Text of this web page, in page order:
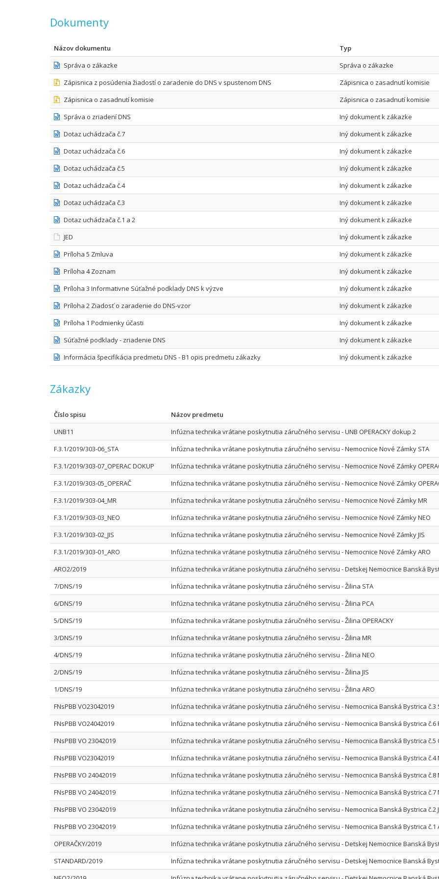
Dokumenty
Názov dokumentu
Typ
Správa o zákazke
Správa o zákazke
Zápisnica z posúdenia žiadostí o zaradenie do DNS v spustenom DNS
Zápisnica o zasadnutí komisie
Zápisnica o zasadnutí komisie
Zápisnica o zasadnutí komisie
Správa o zriadení DNS
Iný dokument k zákazke
Dotaz uchádzača č.7
Iný dokument k zákazke
Dotaz uchádzača č.6
Iný dokument k zákazke
Dotaz uchádzača č.5
Iný dokument k zákazke
Dotaz uchádzača č.4
Iný dokument k zákazke
Dotaz uchádzača č.3
Iný dokument k zákazke
Dotaz uchádzača č.1 a 2
Iný dokument k zákazke
JED
Iný dokument k zákazke
Príloha 5 Zmluva
Iný dokument k zákazke
Príloha 4 Zoznam
Iný dokument k zákazke
Príloha 3 Informativne Súťažné podklady DNS k výzve
Iný dokument k zákazke
Príloha 2 Ziadosť o zaradenie do DNS-vzor
Iný dokument k zákazke
Príloha 1 Podmienky účasti
Iný dokument k zákazke
Súťažné podklady - zriadenie DNS
Iný dokument k zákazke
Informácia špecifikácia predmetu DNS - B1 opis predmetu zákazky
Iný dokument k zákazke
Zákazky
Číslo spisu
Názov predmetu
UNB11
Infúzna technika vrátane poskytnutia záručného servisu - UNB OPERACKY dokup 2
F.3.1/2019/303-06_STA
Infúzna technika vrátane poskytnutia záručného servisu - Nemocnice Nové Zámky STA
F.3.1/2019/303-07_OPERAC DOKUP
Infúzna technika vrátane poskytnutia záručného servisu - Nemocnice Nové Zámky
F.3.1/2019/303-05_OPERAČ
Infúzna technika vrátane poskytnutia záručného servisu - Nemocnice Nové Zámky
F.3.1/2019/303-04_MR
Infúzna technika vrátane poskytnutia záručného servisu - Nemocnice Nové Zámky MR
F.3.1/2019/303-03_NEO
Infúzna technika vrátane poskytnutia záručného servisu - Nemocnice Nové Zámky NEO
F.3.1/2019/303-02_JIS
Infúzna technika vrátane poskytnutia záručného servisu - Nemocnice Nové Zámky JIS
F.3.1/2019/303-01_ARO
Infúzna technika vrátane poskytnutia záručného servisu - Nemocnice Nové Zámky ARO
ARO2/2019
Infúzna technika vrátane poskytnutia záručného servisu - Detskej Nemocnice Banská
7/DNS/19
Infúzna technika vrátane poskytnutia záručného servisu - Žilina STA
6/DNS/19
Infúzna technika vrátane poskytnutia záručného servisu - Žilina PCA
5/DNS/19
Infúzna technika vrátane poskytnutia záručného servisu - Žilina OPERACKY
3/DNS/19
Infúzna technika vrátane poskytnutia záručného servisu - Žilina MR
4/DNS/19
Infúzna technika vrátane poskytnutia záručného servisu - Žilina NEO
2/DNS/19
Infúzna technika vrátane poskytnutia záručného servisu - Žilina JIS
1/DNS/19
Infúzna technika vrátane poskytnutia záručného servisu - Žilina ARO
FNsPBB VO23042019
Infúzna technika vrátane poskytnutia záručného servisu - Nemocnica Banská Bystrica č.3
FNsPBB VO24042019
Infúzna technika vrátane poskytnutia záručného servisu - Nemocnica Banská Bystrica č.6
FNsPBB VO 23042019
Infúzna technika vrátane poskytnutia záručného servisu - Nemocnica Banská Bystrica č.5
FNsPBB VO23042019
Infúzna technika vrátane poskytnutia záručného servisu - Nemocnica Banská Bystrica č.4
FNsPBB VO 24042019
Infúzna technika vrátane poskytnutia záručného servisu - Nemocnica Banská Bystrica č.8
FNsPBB VO 24042019
Infúzna technika vrátane poskytnutia záručného servisu - Nemocnica Banská Bystrica č.7
FNsPBB VO 23042019
Infúzna technika vrátane poskytnutia záručného servisu - Nemocnica Banská Bystrica č.2
FNsPBB VO 23042019
Infúzna technika vrátane poskytnutia záručného servisu - Nemocnica Banská Bystrica č.1
OPERAČKY/2019
Infúzna technika vrátane poskytnutia záručného servisu - Detskej Nemocnice Banská
STANDARD/2019
Infúzna technika vrátane poskytnutia záručného servisu - Detskej Nemocnice Banská